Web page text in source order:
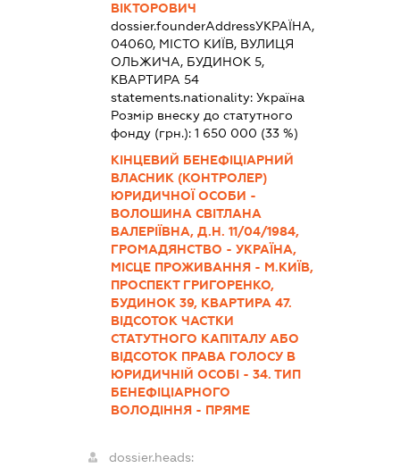
ВІКТОРОВИЧ
dossier.founderAddressУКРАЇНА,
04060, МІСТО КИЇВ, ВУЛИЦЯ
ОЛЬЖИЧА, БУДИНОК 5,
КВАРТИРА 54
statements.nationality: Україна
Розмір внеску до статутного
фонду (грн.): 1 650 000 (33 %)
КІНЦЕВИЙ БЕНЕФІЦІАРНИЙ
ВЛАСНИК (КОНТРОЛЕР)
ЮРИДИЧНОЇ ОСОБИ -
ВОЛОШИНА СВІТЛАНА
ВАЛЕРІЇВНА, Д.Н. 11/04/1984,
ГРОМАДЯНСТВО - УКРАЇНА,
МІСЦЕ ПРОЖИВАННЯ - М.КИЇВ,
ПРОСПЕКТ ГРИГОРЕНКО,
БУДИНОК 39, КВАРТИРА 47.
ВІДСОТОК ЧАСТКИ
СТАТУТНОГО КАПІТАЛУ АБО
ВІДСОТОК ПРАВА ГОЛОСУ В
ЮРИДИЧНІЙ ОСОБІ - 34. ТИП
БЕНЕФІЦІАРНОГО
ВОЛОДІННЯ - ПРЯМЕ
dossier.heads: